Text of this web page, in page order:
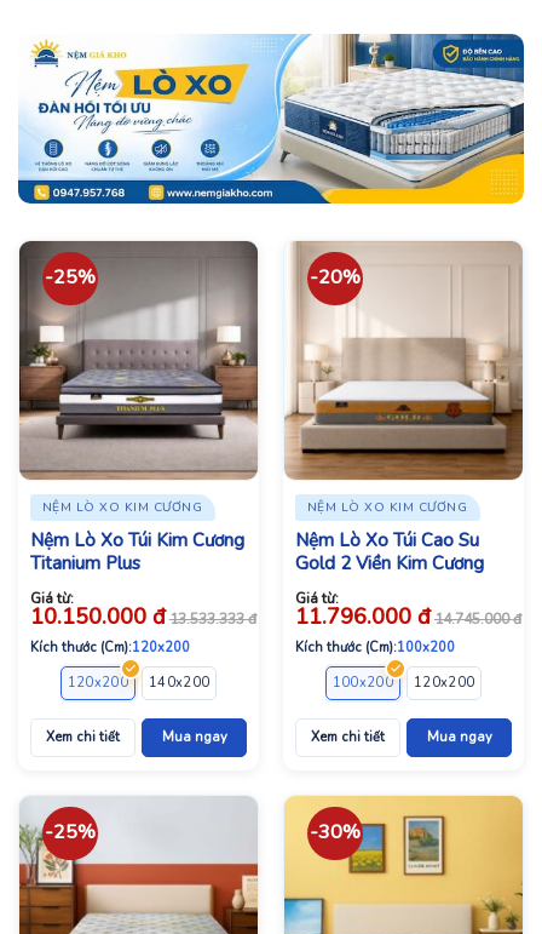
-25%
NỆM LÒ XO KIM CƯƠNG
Nệm Lò Xo Túi Kim Cương
Titanium Plus
Giá từ:
10.150.000 đ 13.533.333đ
Kích thước (Cm):120x200
120x200
140x200 180x200 200x200
Xem chi tiết Mua ngay
-20%
NỆM LÒ XO KIM CƯƠNG
Nệm Lò Xo Túi Cao Su
Gold 2 Viền Kim Cương
Giá từ:
11.796.000 đ 14.745.000đ
Kích thước (Cm):100x200
100x200
120x200
Xem chi tiết Mua ngay
-25% -30%